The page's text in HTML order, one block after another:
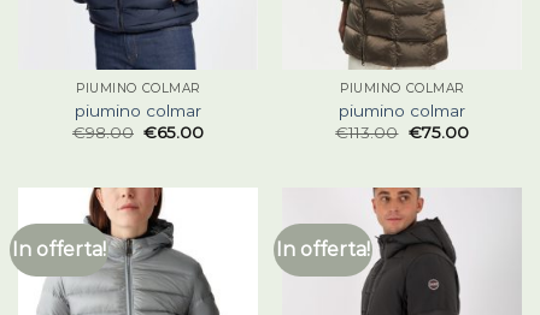
PIUMINO COLMAR
piumino colmar
€98.00 €65.00
PIUMINO COLMAR
piumino colmar
€113.00 €75.00
In offerta! In offerta!